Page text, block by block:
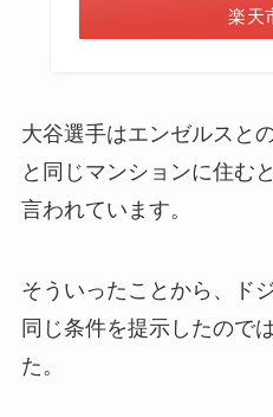
楽天
大谷選手はエンゼルスと
と同じマンションに住む
言われています。
そういったことから、ド
同じ条件を提示したので
た。